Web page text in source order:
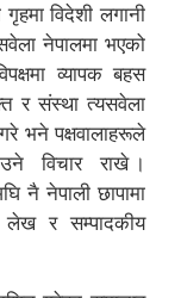
विदेशी लगानी
नेपालमा भएको
व्यापक बहस
र संस्था त्यसवेला
गरे भने पक्षवालाहरूले
विचार राखे ।
नै नेपाली छापामा
लेख र सम्पादकीय